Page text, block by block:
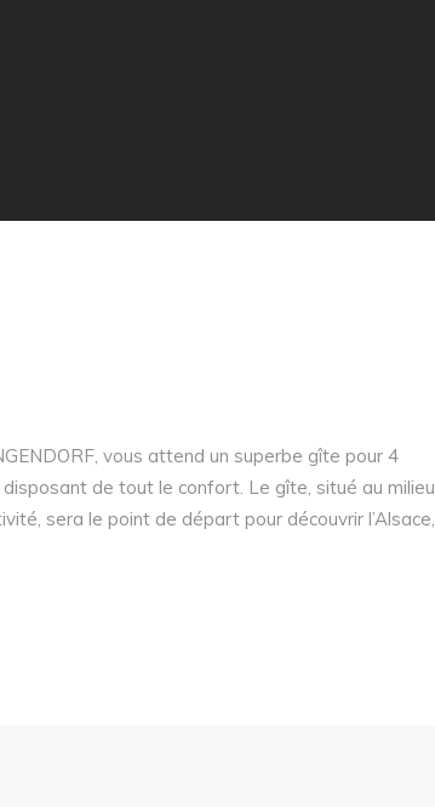
vous attend un superbe gîte pour 4
de tout le confort. Le gîte, situé au milieu
sera le point de départ pour découvrir l’Alsace,